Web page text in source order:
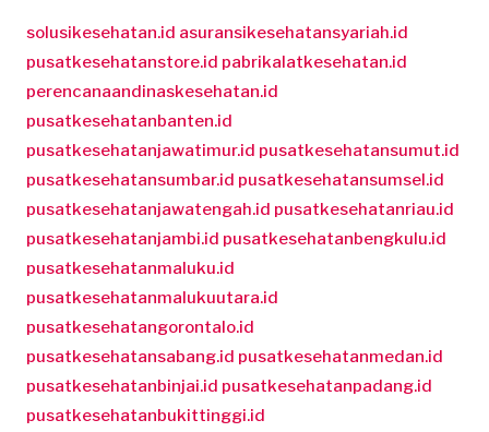
solusikesehatan.id asuransikesehatansyariah.id
pusatkesehatanstore.id pabrikalatkesehatan.id
perencanaandinaskesehatan.id
pusatkesehatanbanten.id
pusatkesehatanjawatimur.id pusatkesehatansumut.id
pusatkesehatansumbar.id pusatkesehatansumsel.id
pusatkesehatanjawatengah.id pusatkesehatanriau.id
pusatkesehatanjambi.id pusatkesehatanbengkulu.id
pusatkesehatanmaluku.id
pusatkesehatanmalukuutara.id
pusatkesehatangorontalo.id
pusatkesehatansabang.id pusatkesehatanmedan.id
pusatkesehatanbinjai.id pusatkesehatanpadang.id
pusatkesehatanbukittinggi.id